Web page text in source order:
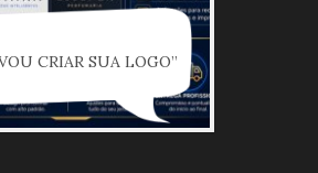
CRIAR SUA LOGO”